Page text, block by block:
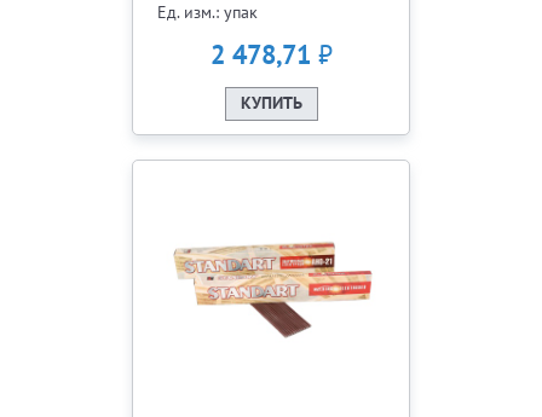
Ед. изм.: упак
2 478,71 ₽
КУПИТЬ